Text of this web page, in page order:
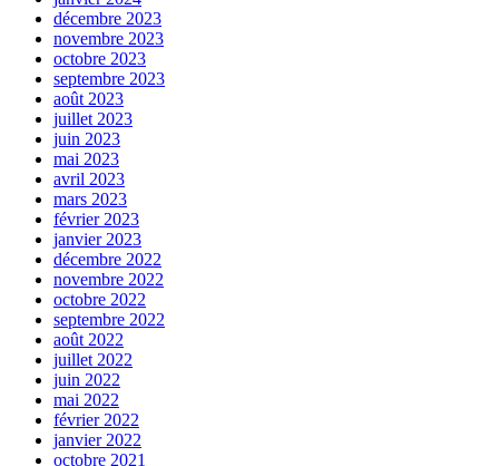
décembre 2023
novembre 2023
octobre 2023
septembre 2023
août 2023
juillet 2023
juin 2023
mai 2023
avril 2023
mars 2023
février 2023
janvier 2023
décembre 2022
novembre 2022
octobre 2022
septembre 2022
août 2022
juillet 2022
juin 2022
mai 2022
février 2022
janvier 2022
octobre 2021